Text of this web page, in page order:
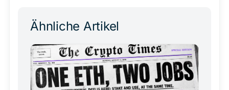
Ähnliche Artikel